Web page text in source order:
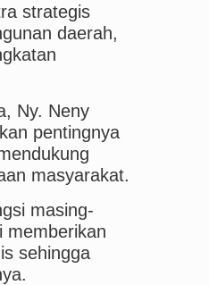
strategis
daerah,
Ny. Neny
pentingnya
masyarakat.
masing-
memberikan
sehingga